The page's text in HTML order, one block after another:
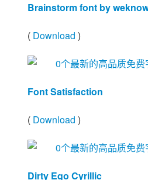
Brainstorm font by
( Download )
Font Satisfaction
( Download )
Dirty Ego Cyrillic